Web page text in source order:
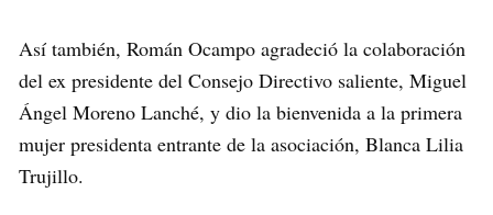
Así también, Román Ocampo agradeció la colaboración
del ex presidente del Consejo Directivo saliente, Miguel
Ángel Moreno Lanché, y dio la bienvenida a la primera
mujer presidenta entrante de la asociación, Blanca Lilia
Trujillo.